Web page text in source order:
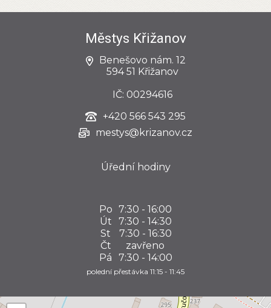
Městys Křižanov
Benešovo nám. 12
594 51 Křižanov
IČ: 00294616
+420 566 543 295
mestys@krizanov.cz
Úřední hodiny
Po 7:30 - 16:00
Út
7:30 - 14:30
St
7:30 - 16:30
Čt
zavřeno
Pá
7:30 - 14:00
polední přestávka 11:15 - 11:45